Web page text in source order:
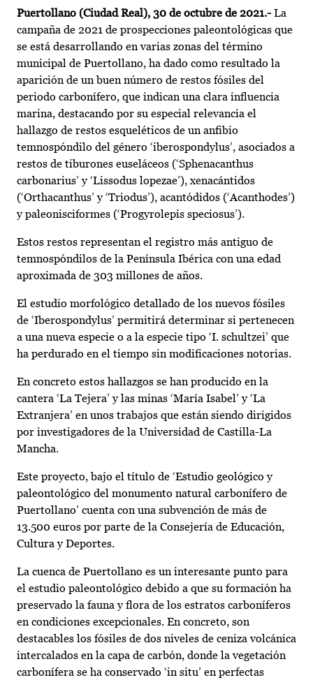
Puertollano (Ciudad Real), 30 de octubre de 2021.- La
campaña de 2021 de prospecciones paleontológicas que
se está desarrollando en varias zonas del término
municipal de Puertollano, ha dado como resultado la
aparición de un buen número de restos fósiles del
periodo carbonífero, que indican una clara influencia
marina, destacando por su especial relevancia el
hallazgo de restos esqueléticos de un anfibio
temnospóndilo del género ‘iberospondylus’, asociados a
restos de tiburones euseláceos (‘Sphenacanthus
carbonarius’ y ‘Lissodus lopezae’), xenacántidos
(‘Orthacanthus’ y ‘Triodus’), acantódidos (‘Acanthodes’)
y paleonisciformes (‘Progyrolepis speciosus’).
Estos restos representan el registro más antiguo de
temnospóndilos de la Península Ibérica con una edad
aproximada de 303 millones de años.
El estudio morfológico detallado de los nuevos fósiles
de ‘Iberospondylus’ permitirá determinar si pertenecen
a una nueva especie o a la especie tipo ‘I. schultzei’ que
ha perdurado en el tiempo sin modificaciones notorias.
En concreto estos hallazgos se han producido en la
cantera ‘La Tejera’ y las minas ‘María Isabel’ y ‘La
Extranjera’ en unos trabajos que están siendo dirigidos
por investigadores de la Universidad de Castilla-La
Mancha.
Este proyecto, bajo el título de ‘Estudio geológico y
paleontológico del monumento natural carbonífero de
Puertollano’ cuenta con una subvención de más de
13.500 euros por parte de la Consejería de Educación,
Cultura y Deportes.
La cuenca de Puertollano es un interesante punto para
el estudio paleontológico debido a que su formación ha
preservado la fauna y flora de los estratos carboníferos
en condiciones excepcionales. En concreto, son
destacables los fósiles de dos niveles de ceniza volcánica
intercalados en la capa de carbón, donde la vegetación
carbonífera se ha conservado ‘in situ’ en perfectas